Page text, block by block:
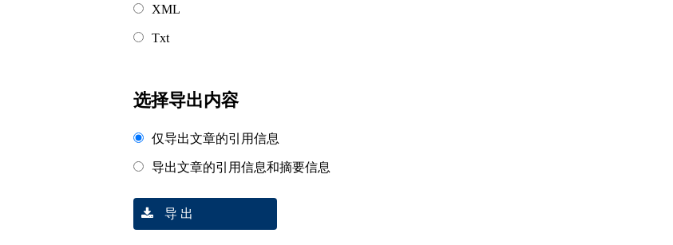
XML
Txt
选择导出内容
仅导出文章的引用信息
导出文章的引用信息和摘要信息
导 出